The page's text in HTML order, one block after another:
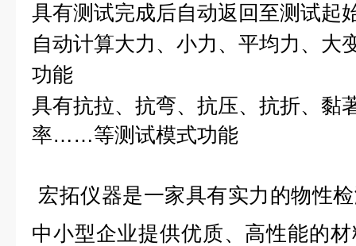
具有测试完成后自动返回至测试起
自动计算大力、小力、平均力、大
功能
具有抗拉、抗弯、抗压、抗折、黏
率……等测试模式功能
宏拓仪器是一家具有实力的物性
中小型企业提供优质、高性能的